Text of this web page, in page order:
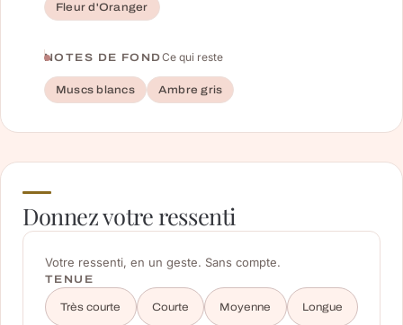
Fleur d'Oranger
NOTES DE FONDCe qui reste
Muscs blancs Ambre gris
Donnez votre ressenti
Votre ressenti, en un geste. Sans compte.
TENUE
Très courte Courte Moyenne Longue